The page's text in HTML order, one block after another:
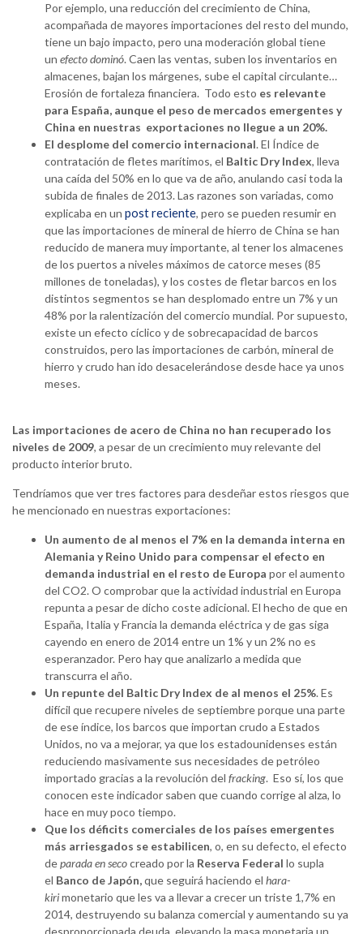
Por ejemplo, una reducción del crecimiento de China,
acompañada de mayores importaciones del resto del mundo,
tiene un bajo impacto, pero una moderación global tiene
un efecto dominó. Caen las ventas, suben los inventarios en
almacenes, bajan los márgenes, sube el capital circulante…
Erosión de fortaleza financiera. Todo esto es relevante
para España, aunque el peso de mercados emergentes y
China en nuestras exportaciones no llegue a un 20%.
El desplome del comercio internacional. El Índice de
contratación de fletes marítimos, el Baltic Dry Index, lleva
una caída del 50% en lo que va de año, anulando casi toda la
subida de finales de 2013. Las razones son variadas, como
explicaba en un post reciente, pero se pueden resumir en
que las importaciones de mineral de hierro de China se han
reducido de manera muy importante, al tener los almacenes
de los puertos a niveles máximos de catorce meses (85
millones de toneladas), y los costes de fletar barcos en los
distintos segmentos se han desplomado entre un 7% y un
48% por la ralentización del comercio mundial. Por supuesto,
existe un efecto cíclico y de sobrecapacidad de barcos
construidos, pero las importaciones de carbón, mineral de
hierro y crudo han ido desacelerándose desde hace ya unos
meses.
Las importaciones de acero de China no han recuperado los
niveles de 2009, a pesar de un crecimiento muy relevante del
producto interior bruto.
Tendríamos que ver tres factores para desdeñar estos riesgos que
he mencionado en nuestras exportaciones:
Un aumento de al menos el 7% en la demanda interna en
Alemania y Reino Unido para compensar el efecto en
demanda industrial en el resto de Europa por el aumento
del CO2. O comprobar que la actividad industrial en Europa
repunta a pesar de dicho coste adicional. El hecho de que en
España, Italia y Francia la demanda eléctrica y de gas siga
cayendo en enero de 2014 entre un 1% y un 2% no es
esperanzador. Pero hay que analizarlo a medida que
transcurra el año.
Un repunte del Baltic Dry Index de al menos el 25%. Es
difícil que recupere niveles de septiembre porque una parte
de ese índice, los barcos que importan crudo a Estados
Unidos, no va a mejorar, ya que los estadounidenses están
reduciendo masivamente sus necesidades de petróleo
importado gracias a la revolución del fracking. Eso sí, los que
conocen este indicador saben que cuando corrige al alza, lo
hace en muy poco tiempo.
Que los déficits comerciales de los países emergentes
más arriesgados se estabilicen, o, en su defecto, el efecto
deparada en secocreado por la Reserva Federal lo supla
el Banco de Japón,que seguirá haciendo el hara-
kirimonetario que les va a llevar a crecer un triste 1,7% en
2014, destruyendo su balanza comercial y aumentando su ya